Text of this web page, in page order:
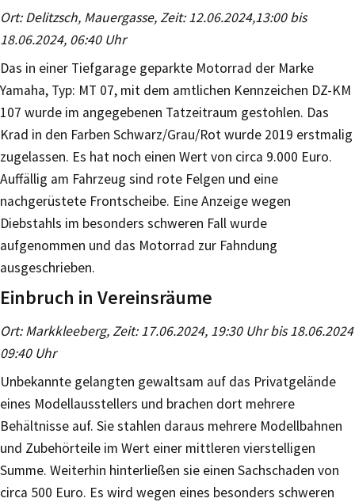
Ort: Delitzsch, Mauergasse, Zeit: 12.06.2024,13:00 bis
18.06.2024, 06:40 Uhr
Das in einer Tiefgarage geparkte Motorrad der Marke
Yamaha, Typ: MT 07, mit dem amtlichen Kennzeichen DZ-KM
107 wurde im angegebenen Tatzeitraum gestohlen. Das
Krad in den Farben Schwarz/Grau/Rot wurde 2019 erstmalig
zugelassen. Es hat noch einen Wert von circa 9.000 Euro.
Auffällig am Fahrzeug sind rote Felgen und eine
nachgerüstete Frontscheibe. Eine Anzeige wegen
Diebstahls im besonders schweren Fall wurde
aufgenommen und das Motorrad zur Fahndung
ausgeschrieben.
Einbruch in Vereinsräume
Ort: Markkleeberg, Zeit: 17.06.2024, 19:30 Uhr bis 18.06.2024
09:40 Uhr
Unbekannte gelangten gewaltsam auf das Privatgelände
eines Modellausstellers und brachen dort mehrere
Behältnisse auf. Sie stahlen daraus mehrere Modellbahnen
und Zubehörteile im Wert einer mittleren vierstelligen
Summe. Weiterhin hinterließen sie einen Sachschaden von
circa 500 Euro. Es wird wegen eines besonders schweren